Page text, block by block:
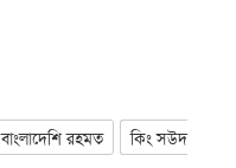
বাংলাদেশি রহমত
কিং সউদ